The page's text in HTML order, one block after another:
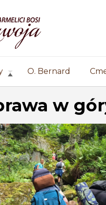
O. Bernard
w